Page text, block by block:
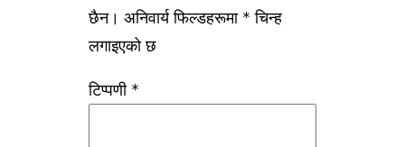
छैन। अनिवार्य फिल्डहरूमा * चिन्ह
लगाइएको छ
टिप्पणी *